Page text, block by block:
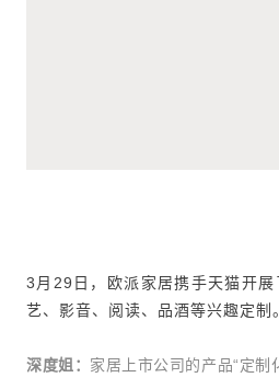
3月29日，欧派家居携手天猫开
艺、影音、阅读、品酒等兴趣定制
深度姐： 家居上市公司的产品“定制